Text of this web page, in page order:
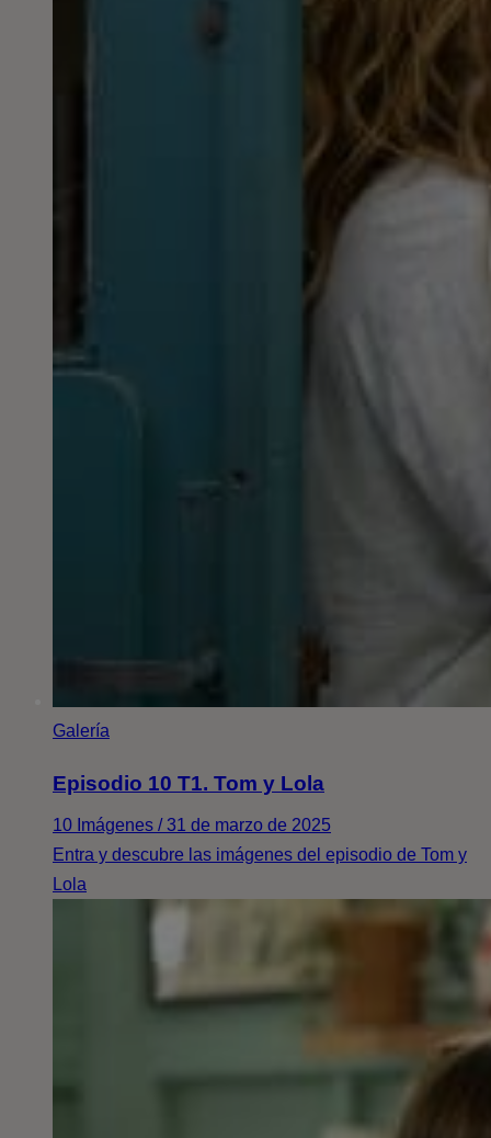
Galería
Episodio 10 T1. Tom y Lola
10 Imágenes / 31 de marzo de 2025
Entra y descubre las imágenes del episodio de Tom y
Lola